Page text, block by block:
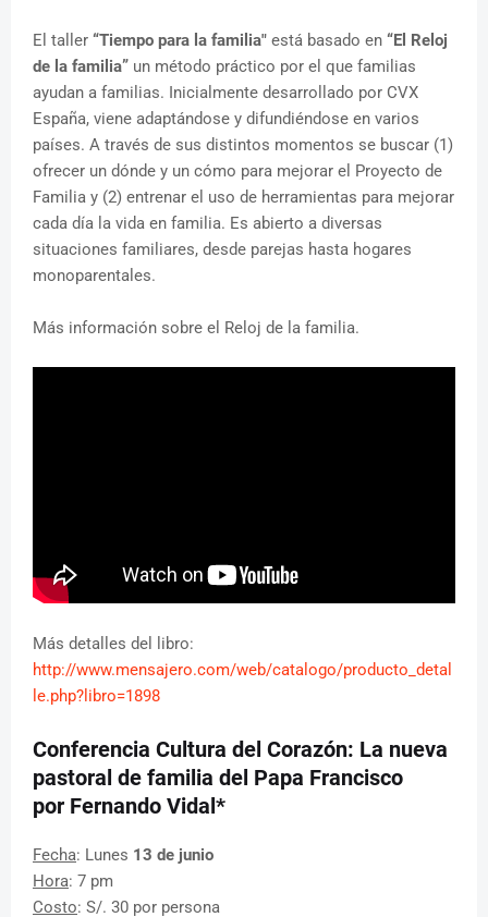
El taller “Tiempo para la familia" está basado en “El Reloj
de la familia” un método práctico por el que familias
ayudan a familias. Inicialmente desarrollado por CVX
España, viene adaptándose y difundiéndose en varios
países. A través de sus distintos momentos se buscar (1)
ofrecer un dónde y un cómo para mejorar el Proyecto de
Familia y (2) entrenar el uso de herramientas para mejorar
cada día la vida en familia. Es abierto a diversas
situaciones familiares, desde parejas hasta hogares
monoparentales.
Más información sobre el Reloj de la familia.
Más detalles del libro:
http://www.mensajero.com/web/catalogo/producto_detal
le.php?libro=1898
Conferencia Cultura del Corazón: La nueva
pastoral de familia del Papa Francisco
por Fernando Vidal*
Fecha: Lunes 13 de junio
Hora: 7 pm
Costo: S/. 30 por persona